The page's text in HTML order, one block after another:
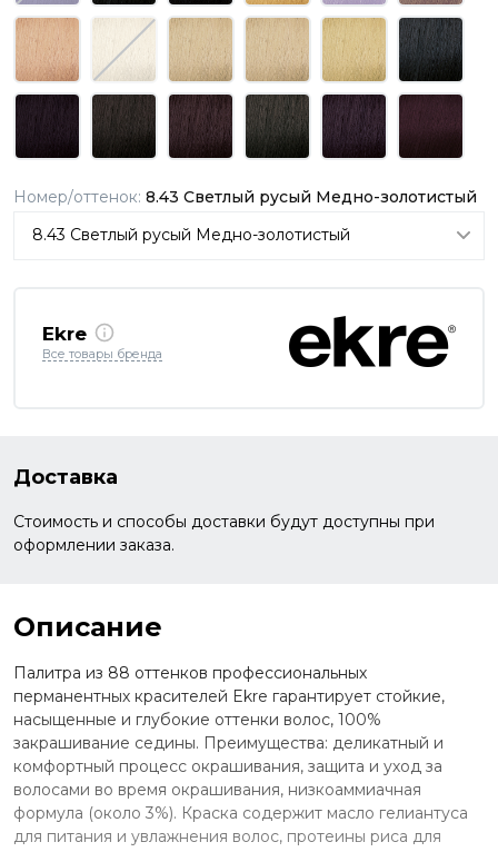
Номер/оттенок: 8.43 Светлый русый Медно-золотистый
Ekre
Все товары бренда
Доставка
Стоимость и способы доставки будут доступны при
оформлении заказа.
Описание
Палитра из 88 оттенков профессиональных
перманентных красителей Ekre гарантирует стойкие,
насыщенные и глубокие оттенки волос, 100%
закрашивание седины. Преимущества: деликатный и
комфортный процесс окрашивания, защита и уход за
волосами во время окрашивания, низкоаммиачная
формула (около 3%). Краска содержит масло гелиантуса
для питания и увлажнения волос, протеины риса для